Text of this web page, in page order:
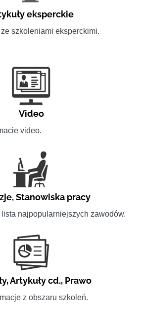
eksperckie
szkoleniami eksperckimi.
Video
video.
,Stanowiska pracy
najpopularniejszych zawodów.
,Artykuły cd., Prawo
z obszaru szkoleń.